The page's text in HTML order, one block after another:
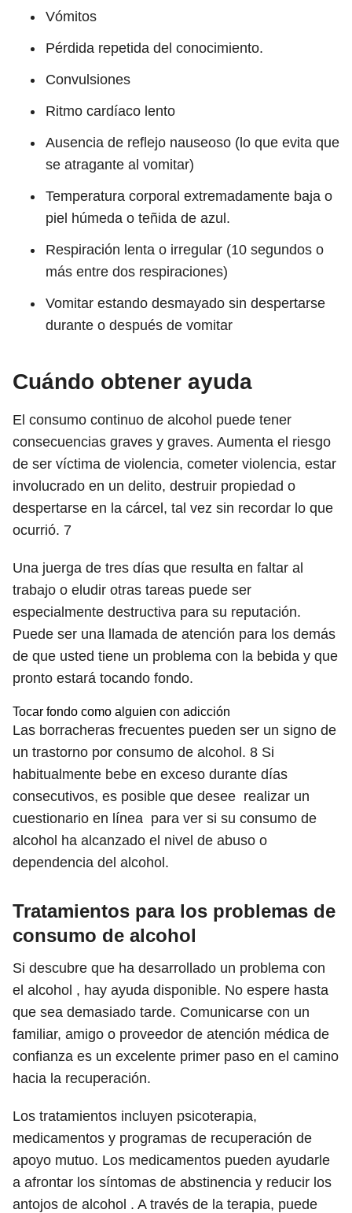
Vómitos
Pérdida repetida del conocimiento.
Convulsiones
Ritmo cardíaco lento
Ausencia de reflejo nauseoso (lo que evita que
se atragante al vomitar)
Temperatura corporal extremadamente baja o
piel húmeda o teñida de azul.
Respiración lenta o irregular (10 segundos o
más entre dos respiraciones)
Vomitar estando desmayado sin despertarse
durante o después de vomitar
Cuándo obtener ayuda
El consumo continuo de alcohol puede tener
consecuencias graves y graves. Aumenta el riesgo
de ser víctima de violencia, cometer violencia, estar
involucrado en un delito, destruir propiedad o
despertarse en la cárcel, tal vez sin recordar lo que
ocurrió. 7
Una juerga de tres días que resulta en faltar al
trabajo o eludir otras tareas puede ser
especialmente destructiva para su reputación.
Puede ser una llamada de atención para los demás
de que usted tiene un problema con la bebida y que
pronto estará tocando fondo.
Tocar fondo como alguien con adicción
Las borracheras frecuentes pueden ser un signo de
un trastorno por consumo de alcohol. 8 Si
habitualmente bebe en exceso durante días
consecutivos, es posible que desee realizar un
cuestionario en línea para ver si su consumo de
alcohol ha alcanzado el nivel de abuso o
dependencia del alcohol.
Tratamientos para los problemas de
consumo de alcohol
Si descubre que ha desarrollado un problema con
el alcohol , hay ayuda disponible. No espere hasta
que sea demasiado tarde. Comunicarse con un
familiar, amigo o proveedor de atención médica de
confianza es un excelente primer paso en el camino
hacia la recuperación.
Los tratamientos incluyen psicoterapia,
medicamentos y programas de recuperación de
apoyo mutuo. Los medicamentos pueden ayudarle
a afrontar los síntomas de abstinencia y reducir los
antojos de alcohol . A través de la terapia, puede